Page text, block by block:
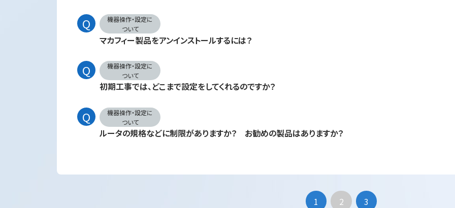
機器操作・設定に
ついて
マカフィー製品をアンインストールするには？
機器操作・設定に
ついて
初期工事では、どこまで設定をしてくれるのですか？
機器操作・設定に
ついて
ルータの規格などに制限がありますか？ お勧めの製品はありますか？
1 2 3